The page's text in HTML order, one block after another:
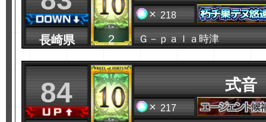
長崎県 2
218
Ｇ－ｐａｌａ時津
84 式音
217